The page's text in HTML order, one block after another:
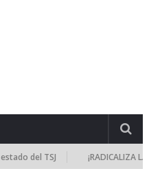
TSJ ¡RADICALIZA LA